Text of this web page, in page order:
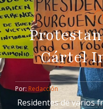
Cártel
Por: Redacción
Residentes de varios